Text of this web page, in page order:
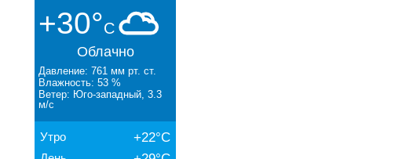
+30°C
Облачно
Давление: 761 мм рт. ст.
Влажность: 53 %
Ветер: Юго-западный, 3.3
м/с
Утро +22°C